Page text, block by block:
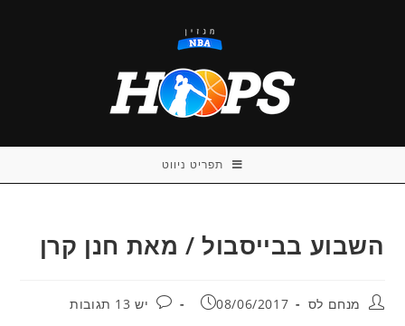
תפריט ניווט
השבוע בבייסבול / מאת חנן קרן
מחבר:מנחם לס פורסם:
08/06/2017 תגובות:
יש 13 תגובות